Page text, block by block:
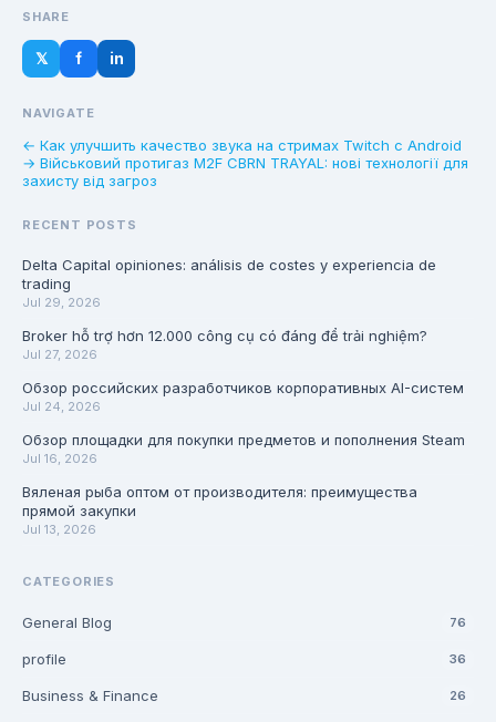
SHARE
𝕏 f in
NAVIGATE
← Как улучшить качество звука на стримах Twitch с Android
→ Військовий протигаз M2F CBRN TRAYAL: нові технології для
захисту від загроз
RECENT POSTS
Delta Capital opiniones: análisis de costes y experiencia de
trading
Jul 29, 2026
Broker hỗ trợ hơn 12.000 công cụ có đáng để trải nghiệm?
Jul 27, 2026
Обзор российских разработчиков корпоративных AI-систем
Jul 24, 2026
Обзор площадки для покупки предметов и пополнения Steam
Jul 16, 2026
Вяленая рыба оптом от производителя: преимущества
прямой закупки
Jul 13, 2026
CATEGORIES
General Blog 76
profile 36
Business & Finance 26